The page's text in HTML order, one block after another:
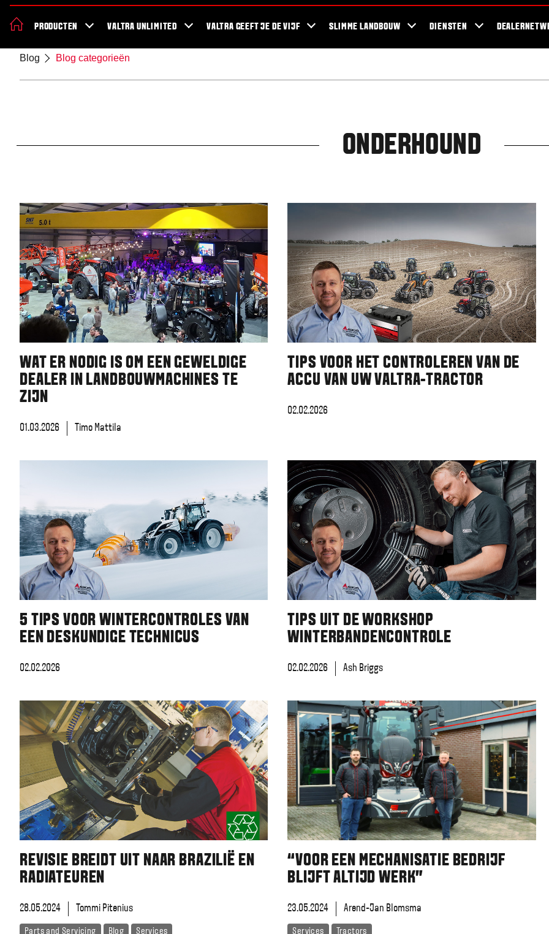
PRODUCTEN VALTRA UNLIMITED VALTRA GEEFT JE DE VIJF SLIMME LANDBOUW DIENSTEN
Blog Blog categorieën
ONDERHOUND
WAT ER NODIG IS OM EEN GEWELDIGE
DEALER IN LANDBOUWMACHINES TE
ZIJN
01.03.2026 Timo Mattila
TIPS VOOR HET CONTROLEREN VAN DE
ACCU VAN UW VALTRA-TRACTOR
02.02.2026
5 TIPS VOOR WINTERCONTROLES VAN
EEN DESKUNDIGE TECHNICUS
02.02.2026
TIPS UIT DE WORKSHOP
WINTERBANDENCONTROLE
02.02.2026 Ash Briggs
REVISIE BREIDT UIT NAAR BRAZILIË EN
RADIATEUREN
28.05.2024 Tommi Pitenius
Parts and Servicing Blog Services
“VOOR EEN MECHANISATIE BEDRIJF
BLIJFT ALTIJD WERK”
23.05.2024 Arend-Jan Blomsma
Services Tractors